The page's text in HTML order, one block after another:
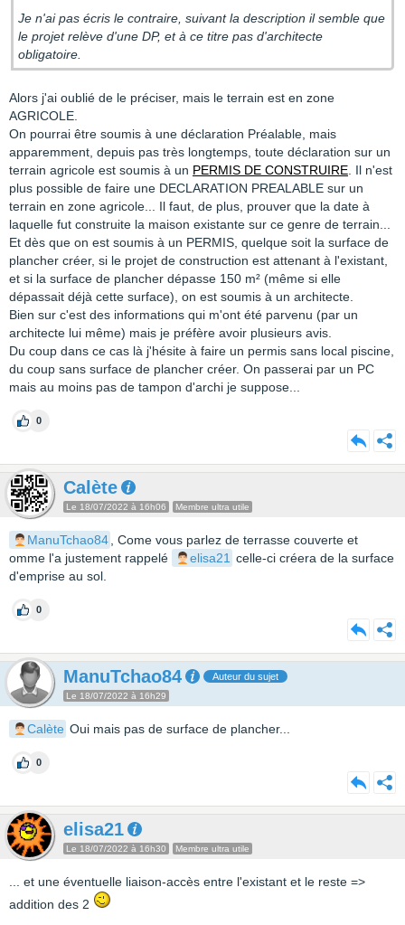
Je n'ai pas écris le contraire, suivant la description il semble que
le projet relève d'une DP, et à ce titre pas d'architecte
obligatoire.
Alors j'ai oublié de le préciser, mais le terrain est en zone
AGRICOLE.
On pourrai être soumis à une déclaration Préalable, mais
apparemment, depuis pas très longtemps, toute déclaration sur un
terrain agricole est soumis à un PERMIS DE CONSTRUIRE . Il n'est
plus possible de faire une DECLARATION PREALABLE sur un
terrain en zone agricole... Il faut, de plus, prouver que la date à
laquelle fut construite la maison existante sur ce genre de terrain...
Et dès que on est soumis à un PERMIS, quelque soit la surface de
plancher créer, si le projet de construction est attenant à l'existant,
et si la surface de plancher dépasse 150 m² (même si elle
dépassait déjà cette surface), on est soumis à un architecte.
Bien sur c'est des informations qui m'ont été parvenu (par un
architecte lui même) mais je préfère avoir plusieurs avis.
Du coup dans ce cas là j'hésite à faire un permis sans local piscine,
du coup sans surface de plancher créer. On passerai par un PC
mais au moins pas de tampon d'archi je suppose...
0
Calète
Le 18/07/2022 à 16h06 Membre ultra utile
ManuTchao84
, Come vous parlez de terrasse couverte et
omme l'a justement rappelé
elisa21 celle-ci créera de la surface
d'emprise au sol.
0
ManuTchao84 Auteur du sujet
Le 18/07/2022 à 16h29
Calète Oui mais pas de surface de plancher...
0
elisa21
Le 18/07/2022 à 16h30 Membre ultra utile
... et une éventuelle liaison-accès entre l'existant et le reste =>
addition des 2